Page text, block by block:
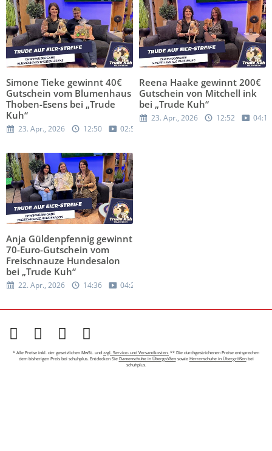
Simone Tieke gewinnt 40€
Gutschein vom Blumenhaus
Thoben-Esens bei „Trude
Kuh“
23. Apr., 2026 12:50 02:54
Reena Haake gewinnt 200€
Gutschein von Mitchell ink
bei „Trude Kuh“
23. Apr., 2026 12:52 04:17
Anja Güldenpfennig gewinnt
70-Euro-Gutschein vom
Freischnauze Hundesalon
bei „Trude Kuh“
22. Apr., 2026 14:36 04:26
* Alle Preise inkl. der gesetzlichen MwSt. und zzgl. Service- und Versandkosten. ** Die durchgestrichenen Preise entsprechen
dem bisherigen Preis bei schuhplus. Entdecken Sie Damenschuhe in Übergrößensowie Herrenschuhe in Übergrößenbei
schuhplus.